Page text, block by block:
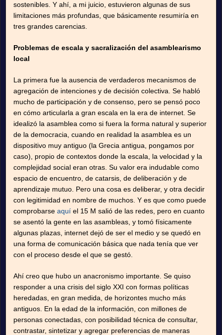
sostenibles. Y ahí, a mi juicio, estuvieron algunas de sus
limitaciones más profundas, que básicamente resumiría en
tres grandes carencias.
Problemas de escala y sacralización del asamblearismo
local
La primera fue la ausencia de verdaderos mecanismos de
agregación de intenciones y de decisión colectiva. Se habló
mucho de participación y de consenso, pero se pensó poco
en cómo articularla a gran escala en la era de internet. Se
idealizó la asamblea como si fuera la forma natural y superior
de la democracia, cuando en realidad la asamblea es un
dispositivo muy antiguo (la Grecia antigua, pongamos por
caso), propio de contextos donde la escala, la velocidad y la
complejidad social eran otras. Su valor era indudable como
espacio de encuentro, de catarsis, de deliberación y de
aprendizaje mutuo. Pero una cosa es deliberar, y otra decidir
con legitimidad en nombre de muchos. Y es que como puede
comprobarse aquí el 15 M salió de las redes, pero en cuanto
se asentó la gente en las asambleas, y tomó físicamente
algunas plazas, internet dejó de ser el medio y se quedó en
una forma de comunicación básica que nada tenía que ver
con el proceso desde el que se gestó.
Ahí creo que hubo un anacronismo importante. Se quiso
responder a una crisis del siglo XXI con formas políticas
heredadas, en gran medida, de horizontes mucho más
antiguos. En la edad de la información, con millones de
personas conectadas, con posibilidad técnica de consultar,
contrastar, sintetizar y agregar preferencias de maneras